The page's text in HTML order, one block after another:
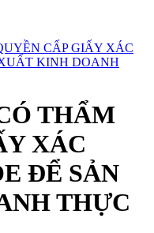
CẤP GIẤY XÁC
KINH DOANH
THẨM
XÁC
ĐỂ SẢN
THỰC